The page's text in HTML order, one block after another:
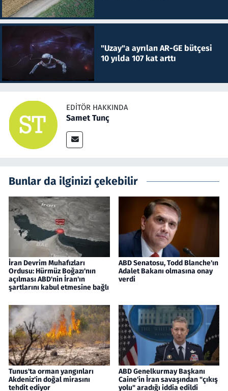
"Uzay"a ayrılan AR-GE bütçesi
10 yılda 107 kat arttı
EDITÖR HAKKINDA
Samet Tunç
Bunlar da ilginizi çekebilir
İran Devrim Muhafızları
Ordusu: Hürmüz Boğazı'nın
açılması ABD'nin İran'ın
şartlarını kabul etmesine bağlı
ABD Senatosu, Todd Blanche'ın
Adalet Bakanı olmasına onay
verdi
Tunus'ta orman yangınları
Akdeniz'in doğal mirasını
tehdit ediyor
ABD Genelkurmay Başkanı
Caine'in İran savaşından "çıkış
yolu" aradığı iddia edildi